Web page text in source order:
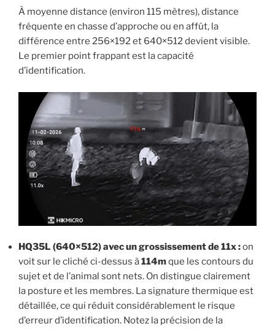
À moyenne distance (environ 115 mètres), distance
fréquente en chasse d’approche ou en affût, la
différence entre 256×192 et 640×512 devient visible.
Le premier point frappant est la capacité
d’identification.
HQ35L (640×512) avec un grossissement de 11x :on
voit sur le cliché ci-dessus à114mque les contours du
sujet et de l’animal sont nets. On distingue clairement
la posture et les membres. La signature thermique est
détaillée, ce qui réduit considérablement le risque
d’erreur d’identification. Notez la précision de la